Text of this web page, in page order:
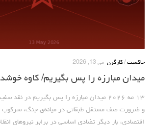
مباحثات
روشنفکران مارکسیست
راه کارگر
حاکمیت / کارگری می 13, 2026
میدان مبارزه را پس بگیریم/ کاوه
۱۳ مه ۲۰۲۶ میدان مبارزه را پس بگیریم در
و ضرورت صف مستقل طبقاتی در میانه‌ی جنگ، سرکوب
اقتصادی، بار دیگر تضادی اساسی در برابر نیروهای